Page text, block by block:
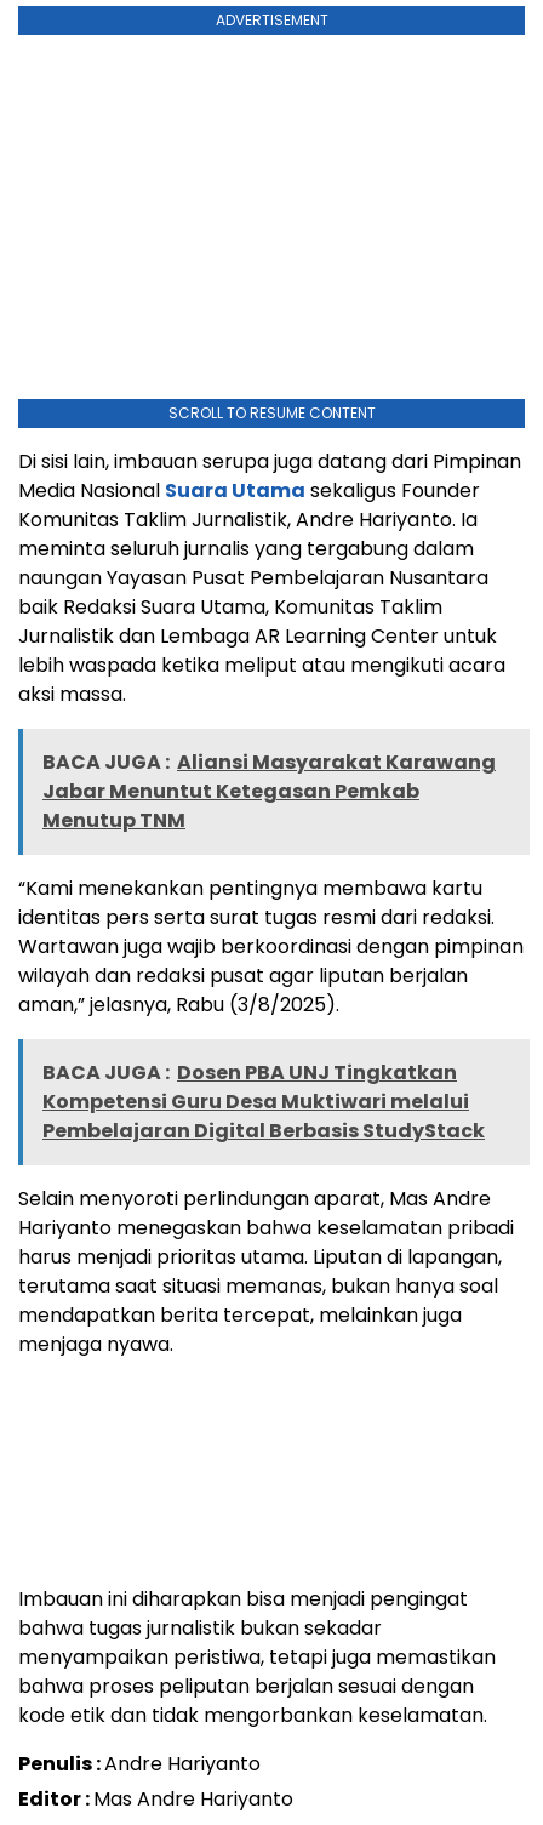
ADVERTISEMENT
SCROLL TO RESUME CONTENT
Di sisi lain, imbauan serupa juga datang dari Pimpinan
Media Nasional Suara Utama sekaligus Founder
Komunitas Taklim Jurnalistik, Andre Hariyanto. Ia
meminta seluruh jurnalis yang tergabung dalam
naungan Yayasan Pusat Pembelajaran Nusantara
baik Redaksi Suara Utama, Komunitas Taklim
Jurnalistik dan Lembaga AR Learning Center untuk
lebih waspada ketika meliput atau mengikuti acara
aksi massa.
BACA JUGA : Aliansi Masyarakat Karawang
Jabar Menuntut Ketegasan Pemkab
Menutup TNM
“Kami menekankan pentingnya membawa kartu
identitas pers serta surat tugas resmi dari redaksi.
Wartawan juga wajib berkoordinasi dengan pimpinan
wilayah dan redaksi pusat agar liputan berjalan
aman,” jelasnya, Rabu (3/8/2025).
BACA JUGA : Dosen PBA UNJ Tingkatkan
Kompetensi Guru Desa Muktiwari melalui
Pembelajaran Digital Berbasis StudyStack
Selain menyoroti perlindungan aparat, Mas Andre
Hariyanto menegaskan bahwa keselamatan pribadi
harus menjadi prioritas utama. Liputan di lapangan,
terutama saat situasi memanas, bukan hanya soal
mendapatkan berita tercepat, melainkan juga
menjaga nyawa.
Imbauan ini diharapkan bisa menjadi pengingat
bahwa tugas jurnalistik bukan sekadar
menyampaikan peristiwa, tetapi juga memastikan
bahwa proses peliputan berjalan sesuai dengan
kode etik dan tidak mengorbankan keselamatan.
Penulis :Andre Hariyanto
Editor :Mas Andre Hariyanto